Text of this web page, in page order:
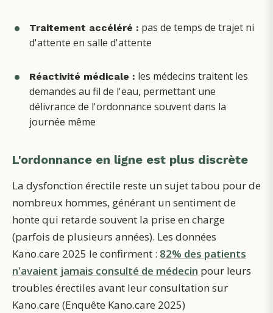
Traitement accéléré : pas de temps de trajet ni
d'attente en salle d'attente
Réactivité médicale : les médecins traitent les
demandes au fil de l'eau, permettant une
délivrance de l'ordonnance souvent dans la
journée même
L'ordonnance en ligne est plus discrète
La dysfonction érectile reste un sujet tabou pour de
nombreux hommes, générant un sentiment de
honte qui retarde souvent la prise en charge
(parfois de plusieurs années). Les données
Kano.care 2025 le confirment : 82% des patients
n'avaient jamais consulté de médecin pour leurs
troubles érectiles avant leur consultation sur
Kano.care (Enquête Kano.care 2025)